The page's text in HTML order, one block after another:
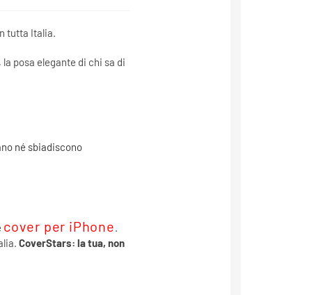
tutta Italia.
posa elegante di chi sa di
né sbiadiscono
cover per iPhone.
CoverStars: la tua, non